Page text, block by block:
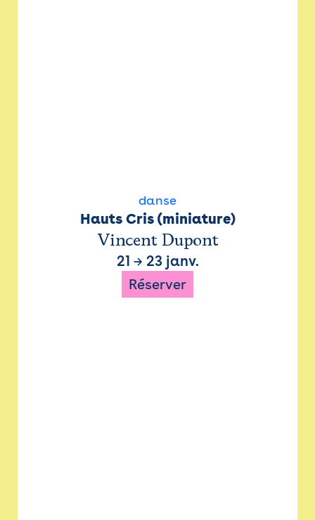
danse
Hauts Cris (miniature)
Vincent Dupont
21 → 23 janv.
Réserver